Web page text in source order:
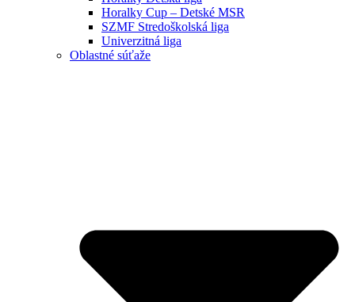
Horalky Cup – Detské MSR
SZMF Stredoškolská liga
Univerzitná liga
Oblastné súťaže